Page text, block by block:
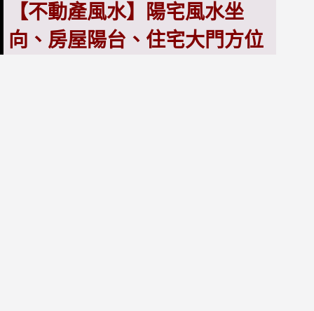
【不動產風水】陽宅風水坐
向、房屋陽台、住宅大門方位